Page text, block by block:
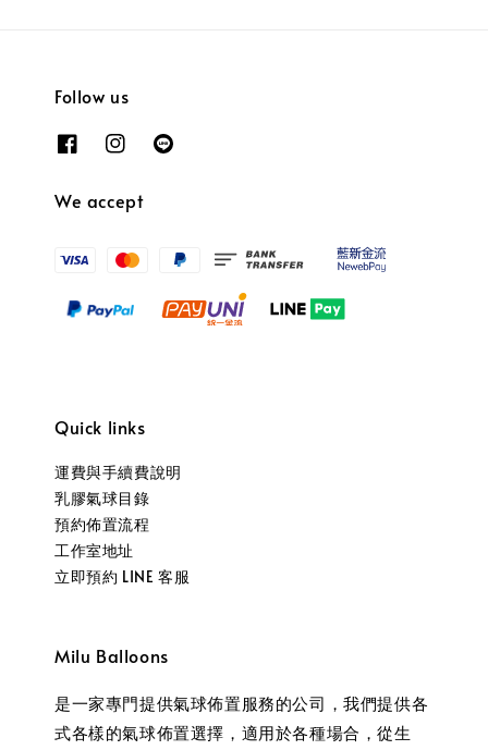
Follow us
We accept
Quick links
運費與手續費說明
乳膠氣球目錄
預約佈置流程
工作室地址
立即預約 LINE 客服
Milu Balloons
是一家專門提供氣球佈置服務的公司，我們提供各
式各樣的氣球佈置選擇，適用於各種場合，從生